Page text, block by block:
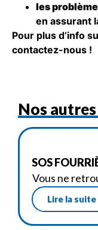
les
en assurant
Pour plus d’info
contactez-nous !
Nos
SOS
Vous ne
Lire la suite